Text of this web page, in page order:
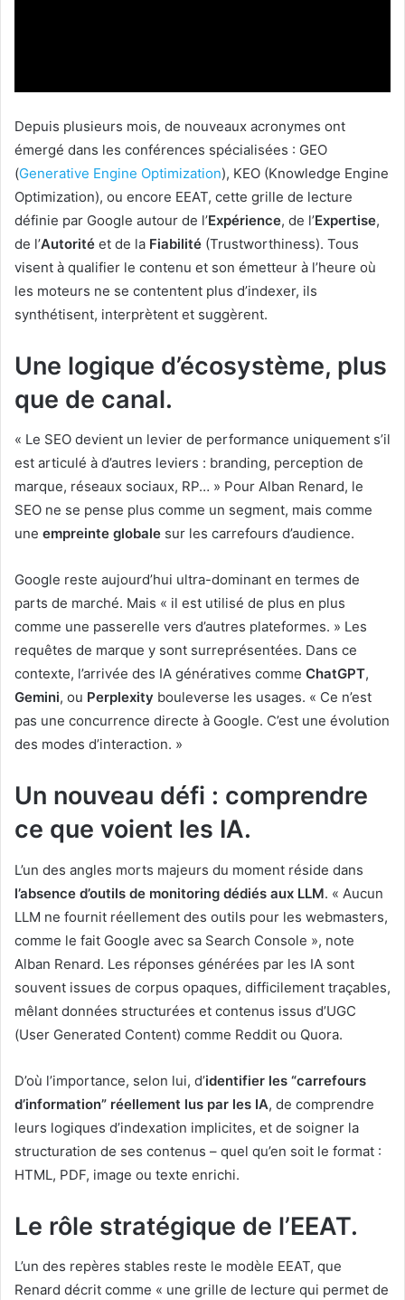
Depuis plusieurs mois, de nouveaux acronymes ont
émergé dans les conférences spécialisées : GEO
(Generative Engine Optimization), KEO (Knowledge Engine
Optimization), ou encore EEAT, cette grille de lecture
définie par Google autour de l’Expérience, de l’Expertise,
de l’Autorité et de la Fiabilité (Trustworthiness). Tous
visent à qualifier le contenu et son émetteur à l’heure où
les moteurs ne se contentent plus d’indexer, ils
synthétisent, interprètent et suggèrent.
Une logique d’écosystème, plus
que de canal.
« Le SEO devient un levier de performance uniquement s’il
est articulé à d’autres leviers : branding, perception de
marque, réseaux sociaux, RP… » Pour Alban Renard, le
SEO ne se pense plus comme un segment, mais comme
une empreinte globale sur les carrefours d’audience.
Google reste aujourd’hui ultra-dominant en termes de
parts de marché. Mais « il est utilisé de plus en plus
comme une passerelle vers d’autres plateformes. » Les
requêtes de marque y sont surreprésentées. Dans ce
contexte, l’arrivée des IA génératives comme ChatGPT,
Gemini, ou Perplexity bouleverse les usages. « Ce n’est
pas une concurrence directe à Google. C’est une évolution
des modes d’interaction. »
Un nouveau défi : comprendre
ce que voient les IA.
L’un des angles morts majeurs du moment réside dans
l’absence d’outils de monitoring dédiés aux LLM. « Aucun
LLM ne fournit réellement des outils pour les webmasters,
comme le fait Google avec sa Search Console », note
Alban Renard. Les réponses générées par les IA sont
souvent issues de corpus opaques, difficilement traçables,
mêlant données structurées et contenus issus d’UGC
(User Generated Content) comme Reddit ou Quora.
D’où l’importance, selon lui, d’identifier les “carrefours
d’information” réellement lus par les IA, de comprendre
leurs logiques d’indexation implicites, et de soigner la
structuration de ses contenus – quel qu’en soit le format :
HTML, PDF, image ou texte enrichi.
Le rôle stratégique de l’EEAT.
L’un des repères stables reste le modèle EEAT, que
Renard décrit comme « une grille de lecture qui permet de